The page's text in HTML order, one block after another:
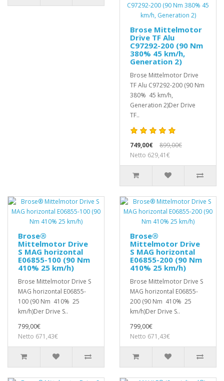
Brose Mittelmotor
Drive TF Alu
C97292-200 (90 Nm
380% 45 km/h,
Generation 2)
Brose Mittelmotor Drive
TF Alu C97292-200 (90 Nm
380% 45 km/h,
Generation 2)Der Drive
TF..
749,00€
899,00€
Netto 629,41€
Brose®
Mittelmotor Drive
S MAG horizontal
E06855-100 (90 Nm
410% 25 km/h)
Brose Mittelmotor Drive S
MAG horizontal E06855-
100 (90 Nm 410% 25
km/h)Der Drive S..
799,00€
Netto 671,43€
Brose®
Mittelmotor Drive
S MAG horizontal
E06855-200 (90 Nm
410% 25 km/h)
Brose Mittelmotor Drive S
MAG horizontal E06855-
200 (90 Nm 410% 25
km/h)Der Drive S..
799,00€
Netto 671,43€